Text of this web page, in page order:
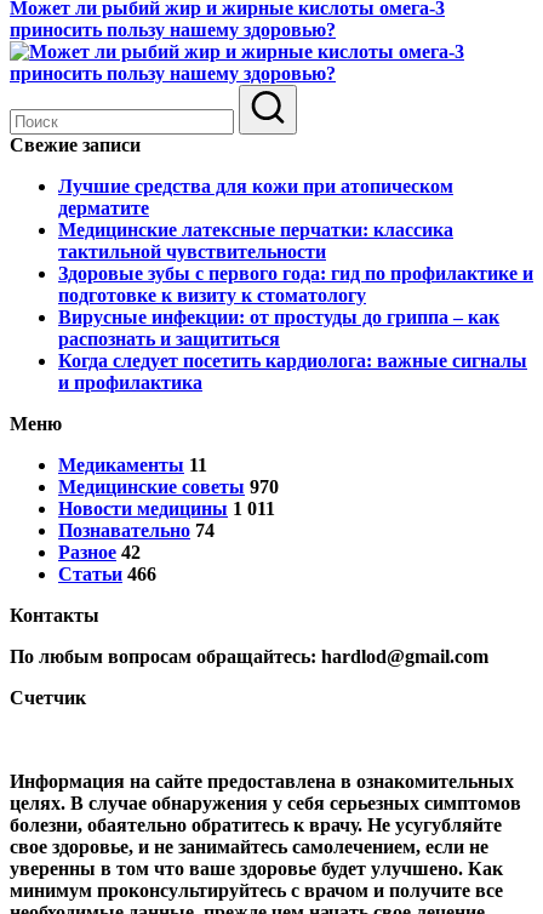
Может ли рыбий жир и жирные кислоты омега-3
приносить пользу нашему здоровью?
Свежие записи
Лучшие средства для кожи при атопическом
дерматите
Медицинские латексные перчатки: классика
тактильной чувствительности
Здоровые зубы с первого года: гид по профилактике и
подготовке к визиту к стоматологу
Вирусные инфекции: от простуды до гриппа – как
распознать и защититься
Когда следует посетить кардиолога: важные сигналы
и профилактика
Меню
Медикаменты 11
Медицинские советы 970
Новости медицины 1 011
Познавательно 74
Разное 42
Статьи 466
Контакты
По любым вопросам обращайтесь: hardlod@gmail.com
Счетчик
Информация на сайте предоставлена в ознакомительных
целях. В случае обнаружения у себя серьезных симптомов
болезни, обаятельно обратитесь к врачу. Не усугубляйте
свое здоровье, и не занимайтесь самолечением, если не
уверенны в том что ваше здоровье будет улучшено. Как
минимум проконсультируйтесь с врачом и получите все